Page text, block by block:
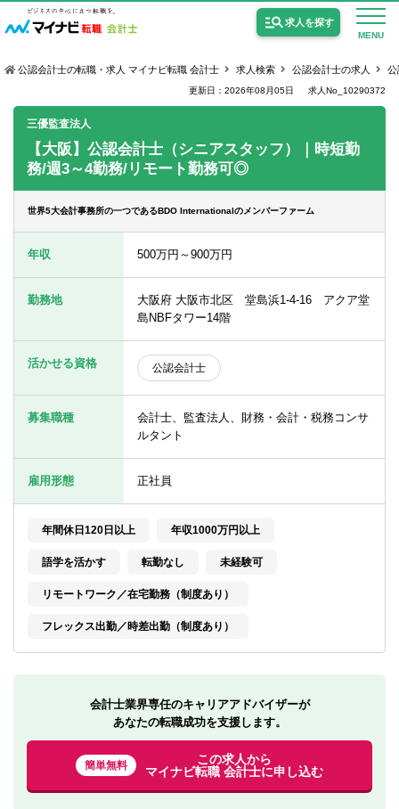
MENU
求人を探す
公認会計士の求人
監査法人の求人
個別転職相談会・セミナー
サービス紹介
転職お役立ち情報
業界情報
求人情報
公認会計士の転職・求人 マイナビ転職 会計士 求人検索 公認会計士の求人 公
更新日：2026年08月05日 求人No_10290372
三優監査法人
【大阪】公認会計士（シニアスタッフ）｜時短勤
務/週3～4勤務/リモート勤務可◎
世界5大会計事務所の一つであるBDO Internationalのメンバーファーム
年収 500万円～900万円
勤務地
大阪府 大阪市北区 堂島浜1-4-16 アクア堂
島NBFタワー14階
活かせる資格 公認会計士
募集職種
会計士、監査法人、財務・会計・税務コンサ
ルタント
雇用形態 正社員
年間休日120日以上 年収1000万円以上
語学を活かす 転勤なし 未経験可
リモートワーク／在宅勤務（制度あり）
フレックス出勤／時差出勤（制度あり）
会計士業界専任のキャリアアドバイザーが
あなたの転職成功を支援します。
簡単無料
この求人から
マイナビ転職 会計士に申し込む